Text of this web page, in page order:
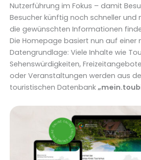
Nutzerführung im Fokus – damit
Besucher künftig noch schneller und
die gewünschten Informationen
Die Homepage basiert nun auf einer
Datengrundlage: Viele Inhalte wie
Sehenswürdigkeiten,
oder Veranstaltungen werden aus
touristischen Datenbank